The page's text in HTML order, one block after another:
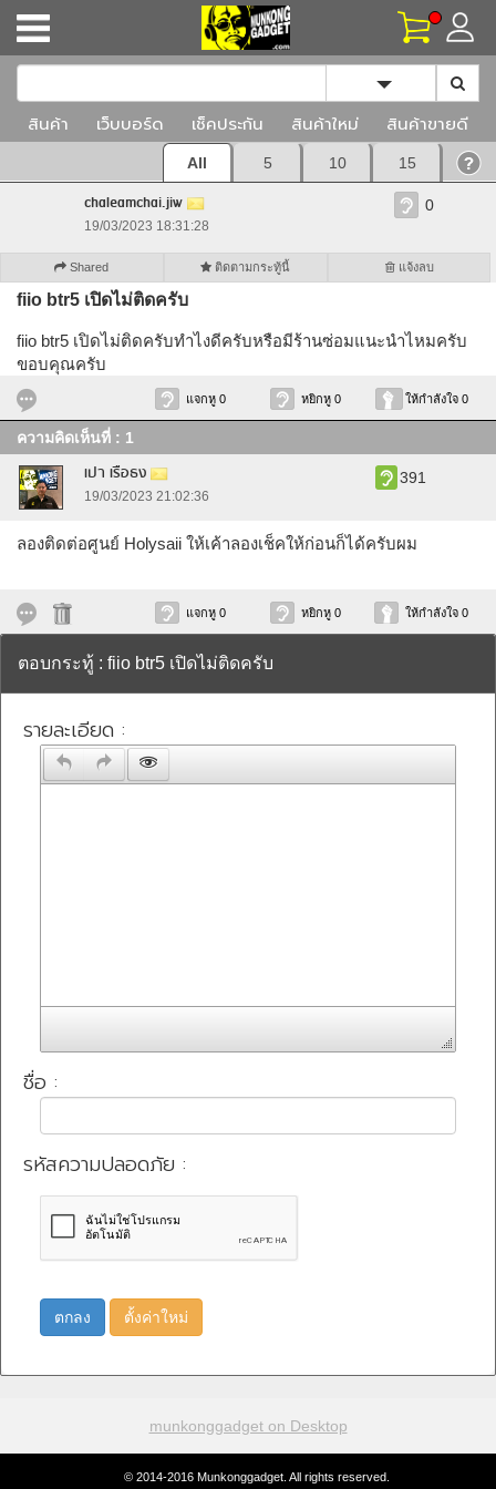
Toggle
สินค้า เว็บบอร์ด เช็คประกัน สินค้าใหม่ สินค้าขายดี
All 5 10 15
chaleamchai.jiw
19/03/2023 18:31:28
0
Shared ติดตามกระทู้นี้ แจ้งลบ
fiio btr5 เปิดไม่ติดครับ
fiio btr5 เปิดไม่ติดครับทำไงดีครับหรือมีร้านซ่อมแนะนำไหมครับ
ขอบคุณครับ
แจกหู 0 หยิกหู 0 ให้กำลังใจ 0
ความคิดเห็นที่ : 1
เปา เรือธง
19/03/2023 21:02:36
391
ลองติดต่อศูนย์ Holysaii ให้เค้าลองเช็คให้ก่อนก็ได้ครับผม
แจกหู 0 หยิกหู 0 ให้กำลังใจ 0
ตอบกระทู้ : fiio btr5 เปิดไม่ติดครับ
รายละเอียด :
ชื่อ :
รหัสความปลอดภัย :
ตกลง ตั้งค่าใหม่
munkonggadget on Desktop
© 2014-2016 Munkonggadget. All rights reserved.